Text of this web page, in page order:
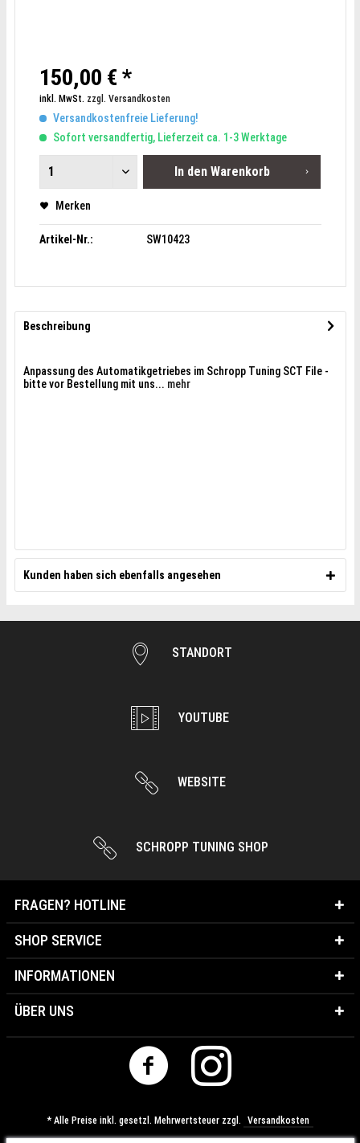
150,00 € *
inkl. MwSt. zzgl. Versandkosten
Versandkostenfreie Lieferung!
Sofort versandfertig, Lieferzeit ca. 1-3 Werktage
In den Warenkorb
Merken
Artikel-Nr.: SW10423
Beschreibung
Anpassung des Automatikgetriebes im Schropp Tuning SCT File -
bitte vor Bestellung mit uns... mehr
Kunden haben sich ebenfalls angesehen
STANDORT
YOUTUBE
WEBSITE
SCHROPP TUNING SHOP
FRAGEN? HOTLINE
SHOP SERVICE
INFORMATIONEN
ÜBER UNS
* Alle Preise inkl. gesetzl. Mehrwertsteuer zzgl. Versandkosten